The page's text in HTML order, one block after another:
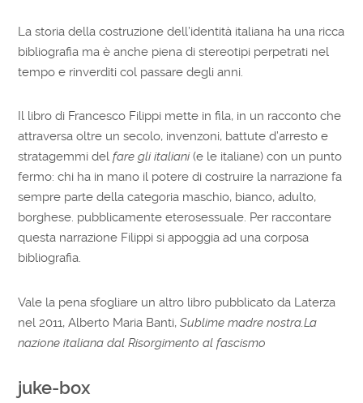
La storia della costruzione dell’identità italiana ha una ricca
bibliografia ma è anche piena di stereotipi perpetrati nel
tempo e rinverditi col passare degli anni.
Il libro di Francesco Filippi mette in fila, in un racconto che
attraversa oltre un secolo, invenzoni, battute d’arresto e
stratagemmi delfare gli italiani(e le italiane) con un punto
fermo: chi ha in mano il potere di costruire la narrazione fa
sempre parte della categoria maschio, bianco, adulto,
borghese. pubblicamente eterosessuale. Per raccontare
questa narrazione Filippi si appoggia ad una corposa
bibliografia.
Vale la pena sfogliare un altro libro pubblicato da Laterza
nel 2011, Alberto Maria Banti,Sublime madre nostra.La
nazione italiana dal Risorgimento al fascismo
juke-box